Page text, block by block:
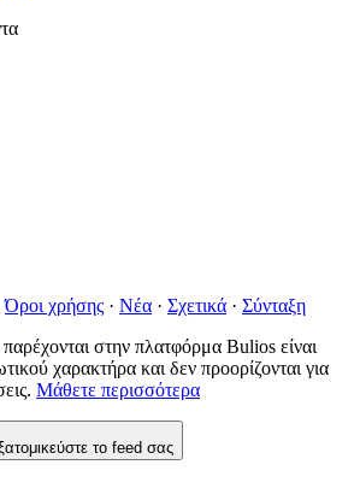
Όροι χρήσης · Νέα · Σχετικά · Σύνταξη
στην πλατφόρμα Bulios είναι
χαρακτήρα και δεν προορίζονται για
Μάθετε περισσότερα
το feed σας